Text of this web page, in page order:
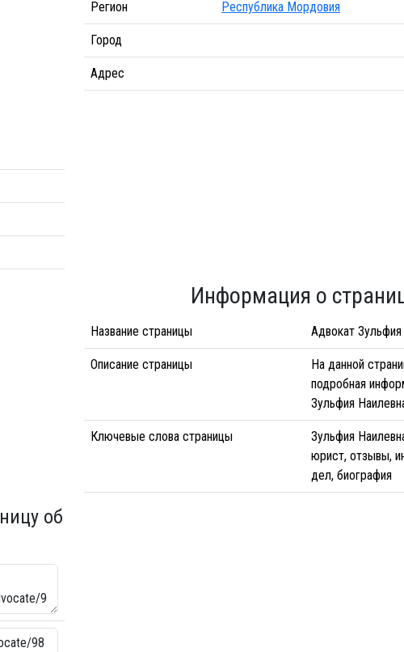
Регион Республика Мордовия
Город
Адрес
Информация о
Название страницы Адвокат
Описание страницы
На данной
подробная
Зульфия
Ключевые слова страницы
Зульфия
юрист, отзывы,
дел, биография
об